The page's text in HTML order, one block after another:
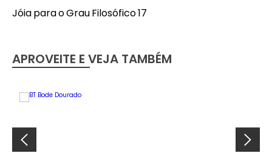
Jóia para o Grau Filosófico 17
APROVEITE E VEJA TAMBÉM